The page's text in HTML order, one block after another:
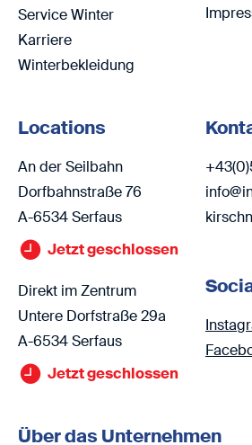
Service Winter
Karriere
Winterbekleidung
Locations
An der Seilbahn
Dorfbahnstraße 76
A-6534 Serfaus
Jetzt geschlossen
Direkt im Zentrum
Untere Dorfstraße 29a
A-6534 Serfaus
Jetzt geschlossen
Über das Unternehmen